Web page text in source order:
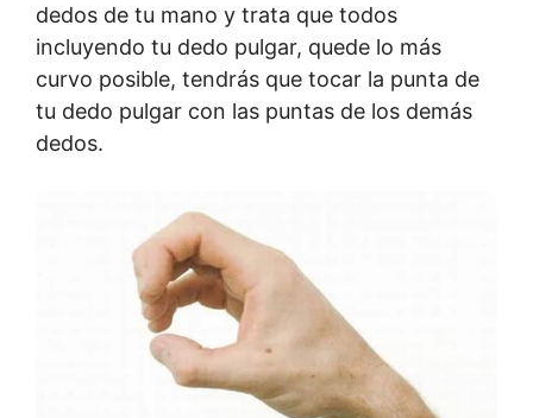
dedos de tu mano y trata que todos
incluyendo tu dedo pulgar, quede lo más
curvo posible, tendrás que tocar la punta de
tu dedo pulgar con las puntas de los demás
dedos.